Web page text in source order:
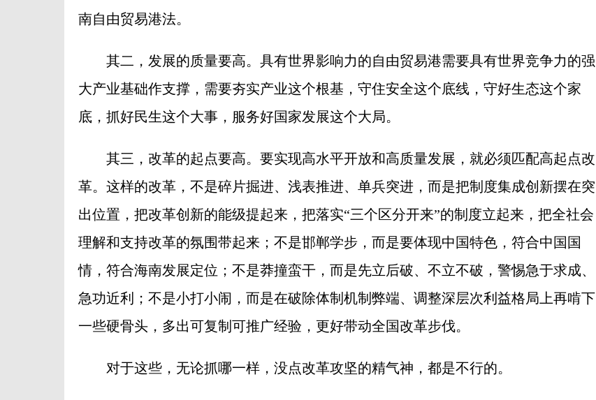
南自由贸易港法。
其二，发展的质量要高。具有世界影响力的自由贸易港需要具有世界竞争力的强
大产业基础作支撑，需要夯实产业这个根基，守住安全这个底线，守好生态这个家
底，抓好民生这个大事，服务好国家发展这个大局。
其三，改革的起点要高。要实现高水平开放和高质量发展，就必须匹配高起点改
革。这样的改革，不是碎片掘进、浅表推进、单兵突进，而是把制度集成创新摆在突
出位置，把改革创新的能级提起来，把落实“三个区分开来”的制度立起来，把全社会
理解和支持改革的氛围带起来；不是邯郸学步，而是要体现中国特色，符合中国国
情，符合海南发展定位；不是莽撞蛮干，而是先立后破、不立不破，警惕急于求成、
急功近利；不是小打小闹，而是在破除体制机制弊端、调整深层次利益格局上再啃下
一些硬骨头，多出可复制可推广经验，更好带动全国改革步伐。
对于这些，无论抓哪一样，没点改革攻坚的精气神，都是不行的。